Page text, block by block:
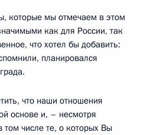
которые мы отмечаем в этом
как для России, так
что хотел бы добавить:
планировался
что наши отношения
основе и, – несмотря
том числе те, о которых Вы